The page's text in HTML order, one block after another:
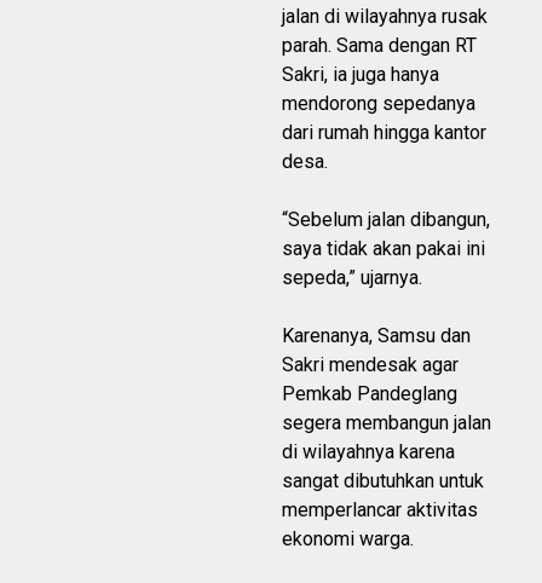
jalan di wilayahnya rusak
parah. Sama dengan RT
Sakri, ia juga hanya
mendorong sepedanya
dari rumah hingga kantor
desa.
“Sebelum jalan dibangun,
saya tidak akan pakai ini
sepeda,” ujarnya.
Karenanya, Samsu dan
Sakri mendesak agar
Pemkab Pandeglang
segera membangun jalan
di wilayahnya karena
sangat dibutuhkan untuk
memperlancar aktivitas
ekonomi warga.